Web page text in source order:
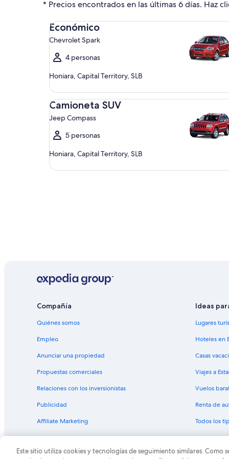
* Precios encontrados en las últimas 6 días. Haz
Económico
Chevrolet Spark
4 personas
Honiara, Capital Territory, SLB
Económico Chevrolet Spark
Camioneta SUV
Jeep Compass
5 personas
Honiara, Capital Territory, SLB
Camioneta SUV Jeep Compass
Compañía
Quiénes somos
Empleo
Anunciar una propiedad
Propuestas comerciales
Relaciones con los inversionistas
Publicidad
Affiliate Marketing
Ideas
Lugares
Hoteles en
Casas
Viajes a
Vuelos
Renta de
Todos los
Este sitio utiliza cookies y tecnologías de seguimiento similares. Como